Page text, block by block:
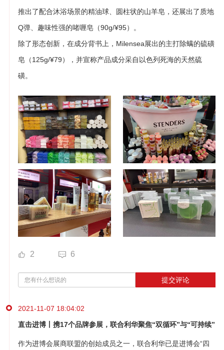
推出了配合沐浴场景的精油球、圆柱状的山羊皂，还展出了质地
Q弹、趣味性强的啫喱皂（90g/¥95）。
除了形态创新，在成分背书上，Milensea展出的主打除螨的硫磺
皂（125g/¥79），并宣称产品成分采自以色列死海的天然硫
磺。
2 6
提交评论
2021-11-07 18:04:02
直击进博丨携17个品牌参展，联合利华聚焦“双循环”与“可持续”
作为进博会展商联盟的创始成员之一，联合利华已是进博会“四